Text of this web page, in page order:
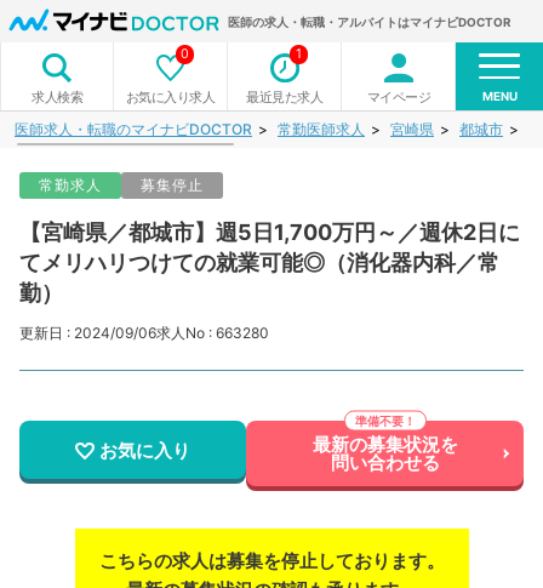
医師の求人・転職・アルバイトはマイナビDOCTOR
求人検索 お気に入り求人
0
最近見た求人
1
マイページ MENU
医師求人・転職のマイナビDOCTOR 常勤医師求人 宮崎県 都城市
常勤求人 募集停止
【宮崎県／都城市】週5日1,700万円～／週休2日に
てメリハリつけての就業可能◎（消化器内科／常
勤）
更新日 : 2024/09/06求人No : 663280
お気に入り 最新の募集状況を
問い合わせる
こちらの求人は募集を停止しております。